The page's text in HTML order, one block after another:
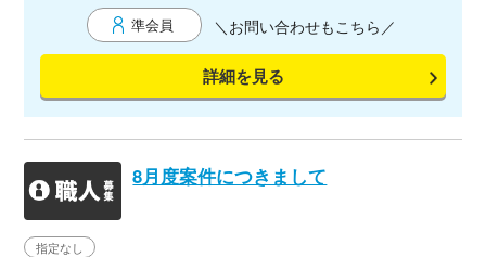
準会員 ＼お問い合わせもこちら／
詳細を見る
8月度案件につきまして
指定なし